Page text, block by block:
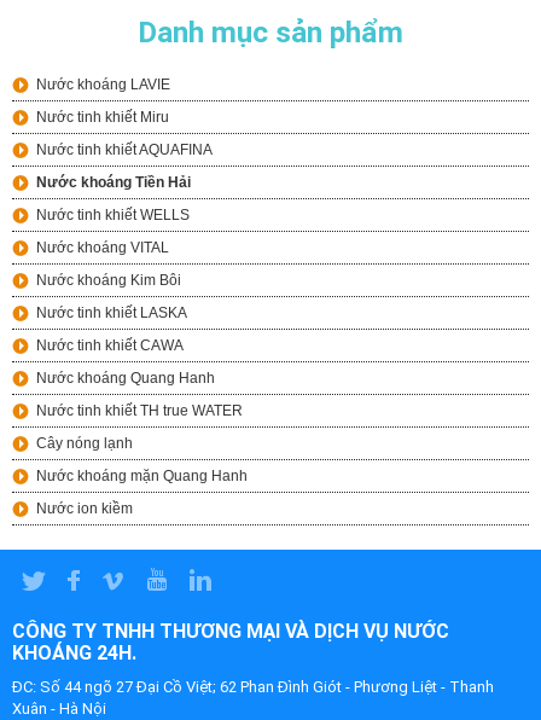
Danh mục sản phẩm
Nước khoáng LAVIE
Nước tinh khiết Miru
Nước tinh khiết AQUAFINA
Nước khoáng Tiền Hải
Nước tinh khiết WELLS
Nước khoáng VITAL
Nước khoáng Kim Bôi
Nước tinh khiết LASKA
Nước tinh khiết CAWA
Nước khoáng Quang Hanh
Nước tinh khiết TH true WATER
Cây nóng lạnh
Nước khoáng mặn Quang Hanh
Nước ion kiềm
CÔNG TY TNHH THƯƠNG MẠI VÀ DỊCH VỤ NƯỚC
KHOÁNG 24H.
ĐC: Số 44 ngõ 27 Đại Cồ Việt; 62 Phan Đình Giót - Phương Liệt - Thanh
Xuân - Hà Nội